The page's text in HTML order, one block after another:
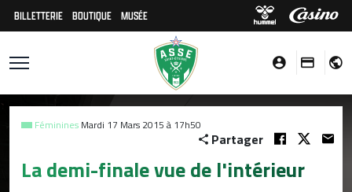
BILLETTERIE BOUTIQUE MUSÉE
Féminines Mardi 17 Mars 2015 à 17h50
Partager
La demi-finale vue de l'intérieur